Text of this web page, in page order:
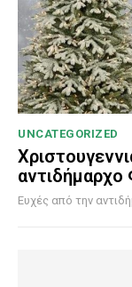
UNCATEGORIZED
αντιδήμαρχο